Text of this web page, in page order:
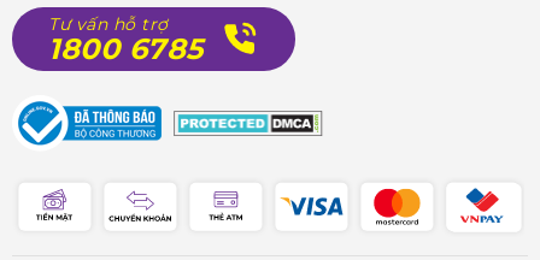
Tư vấn hỗ trợ
1800 6785